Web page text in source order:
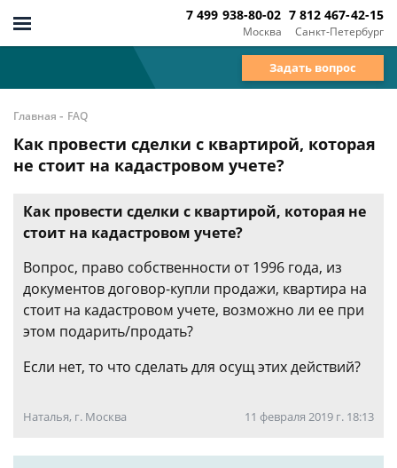
Москва
7 499 938-80-02
Санкт-Петербург
7 812 467-42-15
Задать вопрос
Главная - FAQ
Как провести сделки с квартирой, которая
не стоит на кадастровом учете?
Как провести сделки с квартирой, которая не
стоит на кадастровом учете?
Вопрос, право собственности от 1996 года, из
документов договор-купли продажи, квартира на
стоит на кадастровом учете, возможно ли ее при
этом подарить/продать?
Если нет, то что сделать для осущ этих действий?
Наталья, г. Москва 11 февраля 2019 г. 18:13